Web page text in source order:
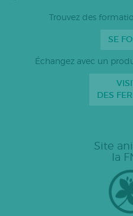
Trouvez des
SE
Échangez avec un
DES
Site
la